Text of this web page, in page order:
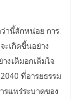
านี้สักหน่อย การ
ะเกิดขึ้นอย่าง
งเต็มอกเต็มใจ
ที่อารยธรรม
รแพร่ระบาดของ